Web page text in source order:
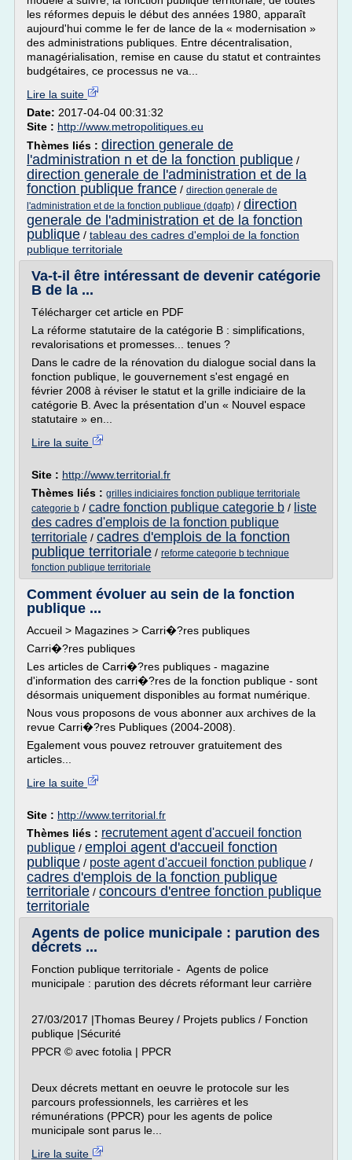
les réformes depuis le début des années 1980, apparaît
aujourd'hui comme le fer de lance de la « modernisation »
des administrations publiques. Entre décentralisation,
managérialisation, remise en cause du statut et contraintes
budgétaires, ce processus ne va...
Lire la suite
Date: 2017-04-04 00:31:32
Site : http://www.metropolitiques.eu
Thèmes liés : direction generale de
l'administration n et de la fonction publique /
direction generale de l'administration et de la
fonction publique france / direction generale de
l'administration et de la fonction publique (dgafp) / direction
generale de l'administration et de la fonction
publique / tableau des cadres d'emploi de la fonction
publique territoriale
Va-t-il être intéressant de devenir catégorie
B de la ...
Télécharger cet article en PDF
La réforme statutaire de la catégorie B : simplifications,
revalorisations et promesses... tenues ?
Dans le cadre de la rénovation du dialogue social dans la
fonction publique, le gouvernement s'est engagé en
février 2008 à réviser le statut et la grille indiciaire de la
catégorie B. Avec la présentation d'un « Nouvel espace
statutaire » en...
Lire la suite
Site : http://www.territorial.fr
Thèmes liés : grilles indiciaires fonction publique territoriale
categorie b / cadre fonction publique categorie b / liste
des cadres d'emplois de la fonction publique
territoriale / cadres d'emplois de la fonction
publique territoriale / reforme categorie b technique
fonction publique territoriale
Comment évoluer au sein de la fonction
publique ...
Accueil > Magazines > Carri�?res publiques
Carri�?res publiques
Les articles de Carri�?res publiques - magazine
d'information des carri�?res de la fonction publique - sont
désormais uniquement disponibles au format numérique.
Nous vous proposons de vous abonner aux archives de la
revue Carri�?res Publiques (2004-2008).
Egalement vous pouvez retrouver gratuitement des
articles...
Lire la suite
Site : http://www.territorial.fr
Thèmes liés : recrutement agent d'accueil fonction
publique / emploi agent d'accueil fonction
publique / poste agent d'accueil fonction publique /
cadres d'emplois de la fonction publique
territoriale / concours d'entree fonction publique
territoriale
Agents de police municipale : parution des
décrets ...
Fonction publique territoriale - Agents de police
municipale : parution des décrets réformant leur carrière
27/03/2017 |Thomas Beurey / Projets publics / Fonction
publique |Sécurité
PPCR © avec fotolia | PPCR
Deux décrets mettant en oeuvre le protocole sur les
parcours professionnels, les carrières et les
rémunérations (PPCR) pour les agents de police
municipale sont parus le...
Lire la suite